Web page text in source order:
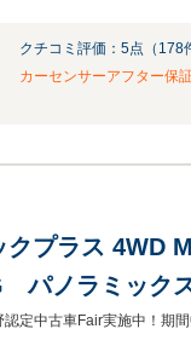
クチコミ評価： 5点（ 178
カーセンサーアフター保
クプラス 4WD
パノラミック
レーター ヘッ
定中古車Fair実施中！期